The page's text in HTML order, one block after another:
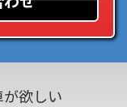
欲しい